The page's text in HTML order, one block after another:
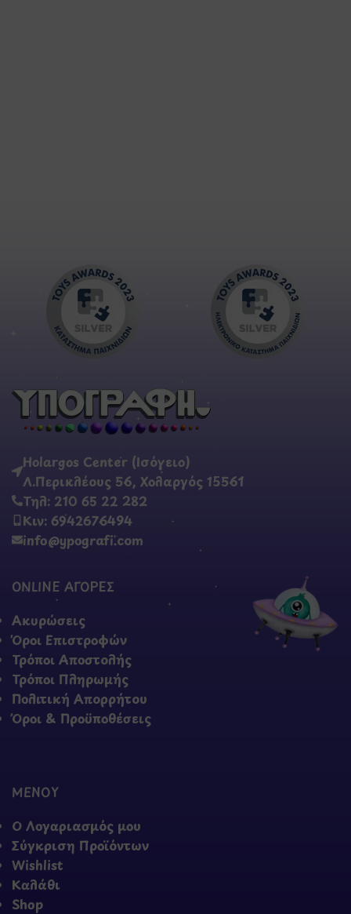
Holargos Center (Ισόγειο)
Λ.Περικλέους 56, Χολαργός 15561
Τηλ: 210 65 22 282
Κιν: 6942676494
info@ypografi.com
ONLINE ΑΓΟΡΕΣ
Ακυρώσεις
Όροι Επιστροφών
Τρόποι Αποστολής
Τρόποι Πληρωμής
Πολιτική Απορρήτου
Όροι & Προϋποθέσεις
ΜΕΝΟΥ
Ο Λογαριασμός μου
Σύγκριση Προϊόντων
Wishlist
Καλάθι
Shop